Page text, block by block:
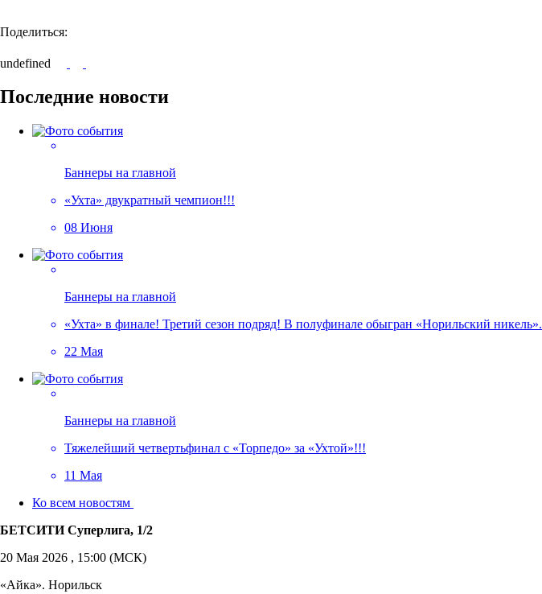
Поделиться:
undefined
Последние новости
Баннеры на главной
«Ухта» двукратный чемпион!!!
08 Июня
Баннеры на главной
«Ухта» в финале! Третий сезон подряд! В полуфинале обыгран «Норильский никель».
22 Мая
Баннеры на главной
Тяжелейший четвертьфинал с «Торпедо» за «Ухтой»!!!
11 Мая
Ко всем новостям
БЕТСИТИ Суперлига, 1/2
20 Мая 2026 , 15:00 (МСК)
«Айка». Норильск